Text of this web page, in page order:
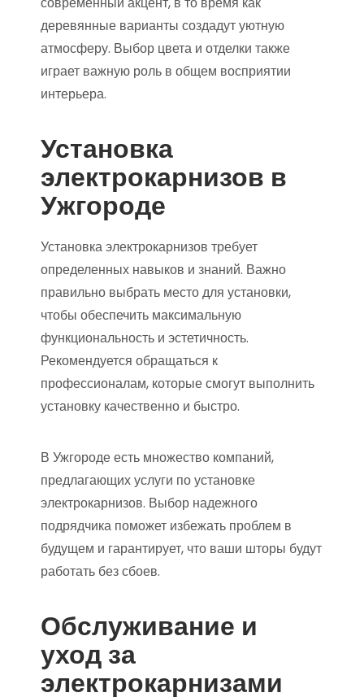
деревянные варианты создадут уютную
атмосферу. Выбор цвета и отделки также
играет важную роль в общем восприятии
интерьера.
Установка
электрокарнизов в
Ужгороде
Установка электрокарнизов требует
определенных навыков и знаний. Важно
правильно выбрать место для установки,
чтобы обеспечить максимальную
функциональность и эстетичность.
Рекомендуется обращаться к
профессионалам, которые смогут выполнить
установку качественно и быстро.
В Ужгороде есть множество компаний,
предлагающих услуги по установке
электрокарнизов. Выбор надежного
подрядчика поможет избежать проблем в
будущем и гарантирует, что ваши шторы будут
работать без сбоев.
Обслуживание и
уход за
электрокарнизами